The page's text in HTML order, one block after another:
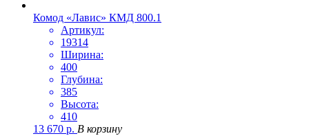
Комод «Лавис» КМД 800.1
Артикул:
19314
Ширина:
400
Глубина:
385
Высота:
410
13 670 р. В корзину